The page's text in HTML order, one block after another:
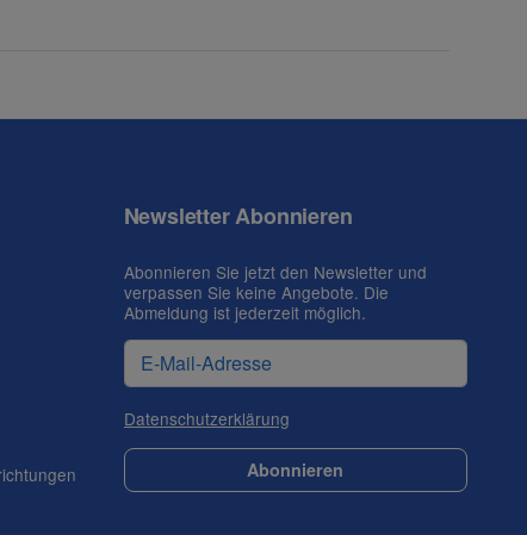
Newsletter Abonnieren
Abonnieren Sie jetzt den Newsletter und
verpassen Sie keine Angebote. Die
Abmeldung ist jederzeit möglich.
Datenschutzerklärung
Abonnieren